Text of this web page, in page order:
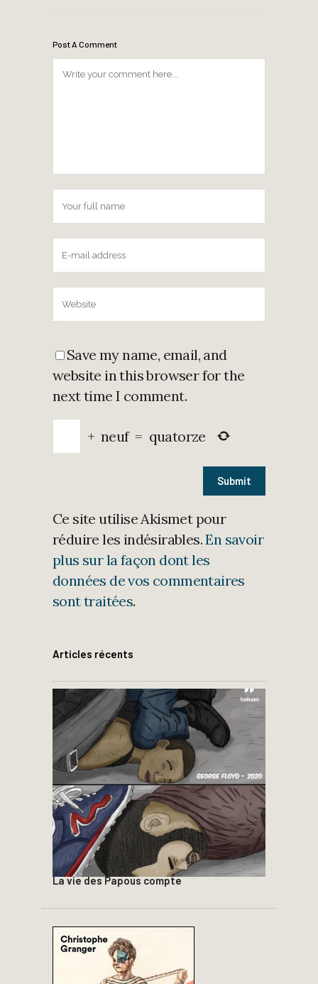
Post A Comment
Save my name, email, and
website in this browser for the
next time I comment.
+ neuf = quatorze
Ce site utilise Akismet pour
réduire les indésirables.En savoir
plus sur la façon dont les
données de vos commentaires
sont traitées.
Articles récents
La vie des Papous compte